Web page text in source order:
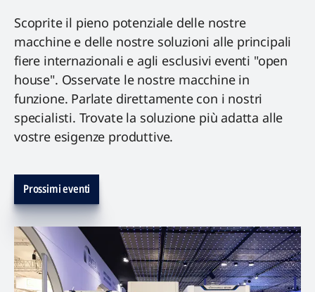
Scoprite il pieno potenziale delle nostre
macchine e delle nostre soluzioni alle principali
fiere internazionali e agli esclusivi eventi "open
house". Osservate le nostre macchine in
funzione. Parlate direttamente con i nostri
specialisti. Trovate la soluzione più adatta alle
vostre esigenze produttive.
Prossimi eventi